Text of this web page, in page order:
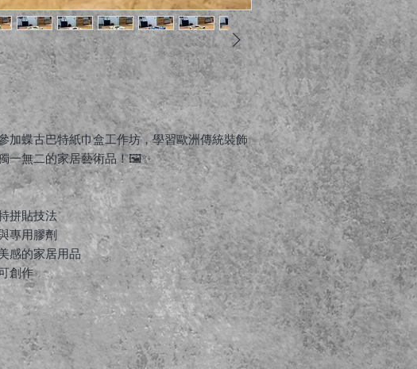
加蝶古巴特紙巾盒工作坊，學習歐洲傳統裝飾
一無二的家居藝術品！🖼️✨
拼貼技法
專用膠劑
感的家居用品
創作